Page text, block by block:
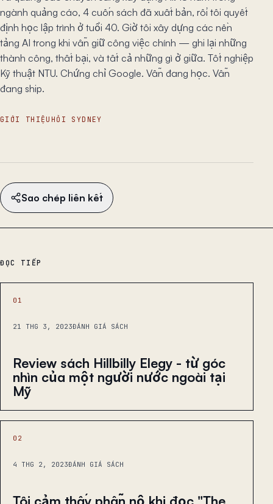
ngành quảng cáo, 4 cuốn sách đã xuất bản, rồi tôi quyết
định học lập trình ở tuổi 40. Giờ tôi xây dựng các nền
tảng AI trong khi vẫn giữ công việc chính — ghi lại những
thành công, thất bại, và tất cả những gì ở giữa. Tốt nghiệp
Kỹ thuật NTU. Chứng chỉ Google. Vẫn đang học. Vẫn
đang ship.
GIỚI THIỆU HỎI SYDNEY
Sao chép liên kết
ĐỌC TIẾP
01
21 THG 3, 2023ĐÁNH GIÁ SÁCH
Review sách Hillbilly Elegy - từ góc
nhìn của một người nước ngoài tại
Mỹ
02
4 THG 2, 2023ĐÁNH GIÁ SÁCH
Tôi cảm thấy phẫn nộ khi đọc "The